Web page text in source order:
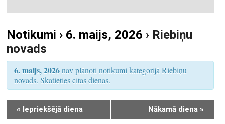
S
e
a
c
h
a
i
u
m
s
i
e
Notikumi › 6. maijs, 2026 › Riebiņu
novads
6. maijs, 2026nav plānoti notikumi kategorijā Riebiņu
novads. Skatieties citas dienas.
« Iepriekšējā diena Nākamā diena »